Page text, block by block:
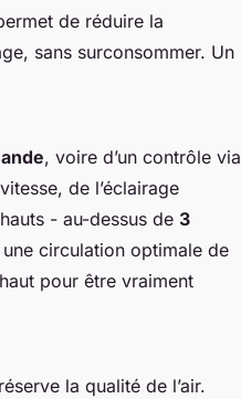
de réduire la
sans surconsommer. Un
, voire d’un contrôle via
de l’éclairage
- au-dessus de 3
circulation optimale de
pour être vraiment
la qualité de l’air.